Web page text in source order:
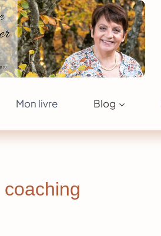
Mon livre Blog
coaching